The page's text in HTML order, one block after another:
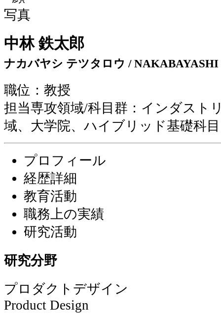
中林 鉄太郎
ナカバヤシ テツタロウ / NAKABAYASHI
職位：教授
担当専攻領域/科目群：インダスト
域、大学院、ハイブリッド基礎科目
プロフィール
経歴詳細
教育活動
職務上の実績
研究活動
研究分野
プロダクトデザイン
Product Design